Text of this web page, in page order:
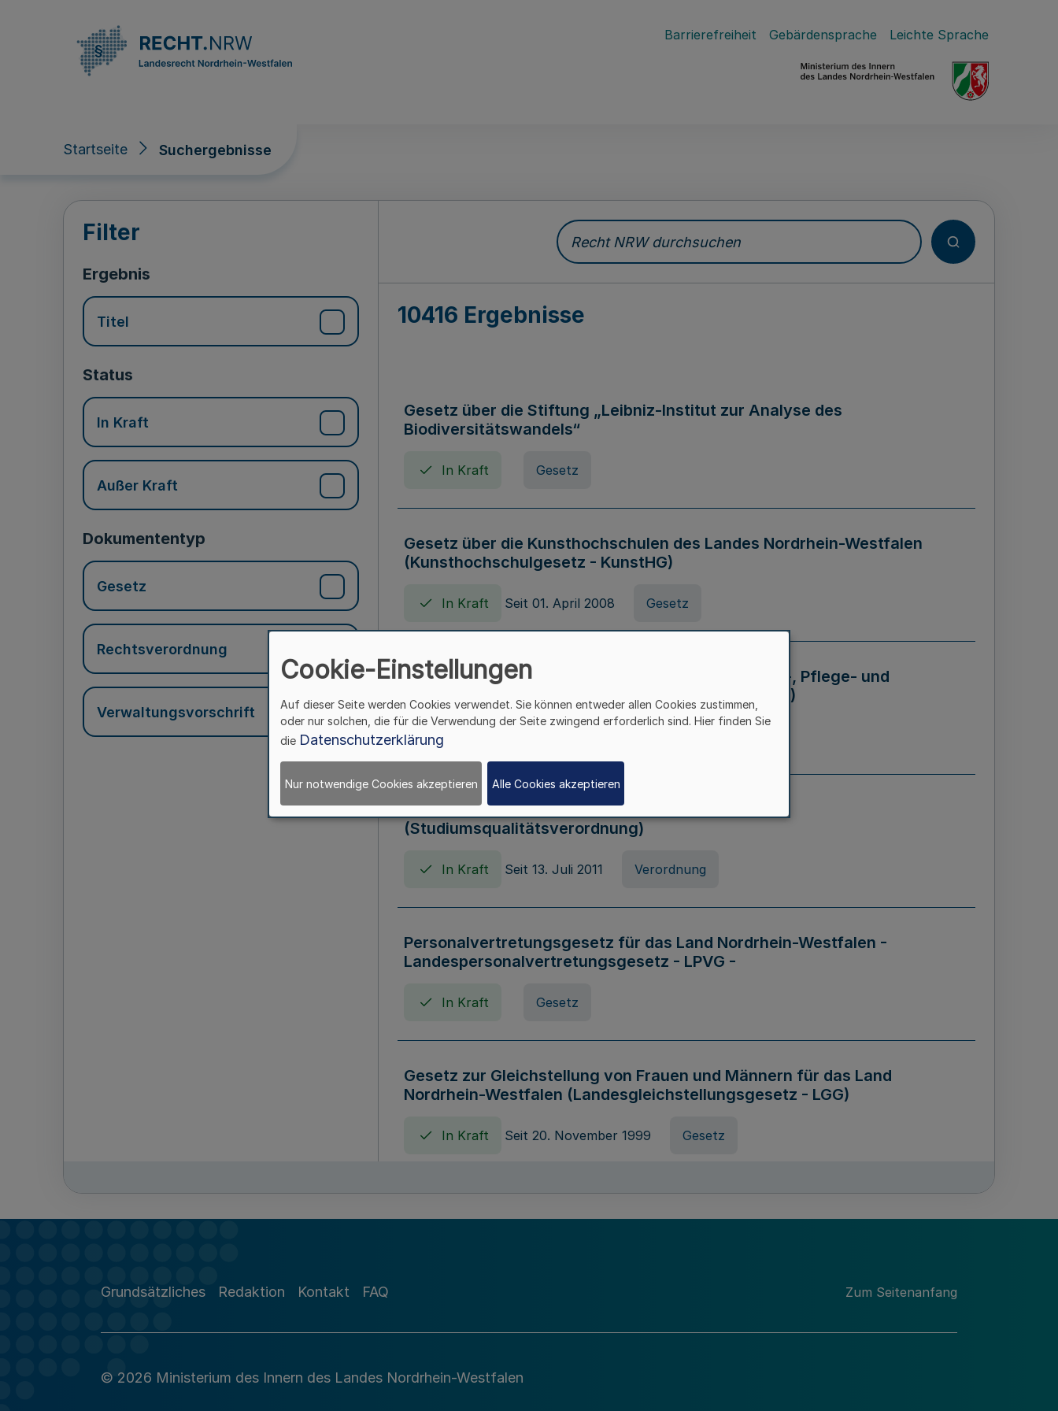
Barrierefreiheit Gebärdensprache Leichte Sprache
Startseite Suchergebnisse
Suchergebnisse
Filter
Ergebnis
Titel
Status
In Kraft
Außer Kraft
Dokumententyp
Gesetz
Rechtsverordnung
Verwaltungsvorschrift
Recht NRW durchsuchen
10416 Ergebnisse
Gesetz über die Stiftung „Leibniz-Institut zur Analyse des
Biodiversitätswandels“
In Kraft Gesetz
Gesetz über die Kunsthochschulen des Landes Nordrhein-Westfalen
(Kunsthochschulgesetz - KunstHG)
In Kraft Seit 01. April 2008 Gesetz
Verordnung über Beihilfen in Geburts-, Krankheits-, Pflege- und
Todesfällen (Beihilfenverordnung NRW - BVO NRW)
In Kraft
Verordnung zum Studiumsqualitätsgesetz
(Studiumsqualitätsverordnung)
In Kraft Seit 13. Juli 2011 Verordnung
Personalvertretungsgesetz für das Land Nordrhein-Westfalen -
Landespersonalvertretungsgesetz - LPVG -
In Kraft Gesetz
Gesetz zur Gleichstellung von Frauen und Männern für das Land
Nordrhein-Westfalen (Landesgleichstellungsgesetz - LGG)
In Kraft Seit 20. November 1999 Gesetz
Grundsätzliches Redaktion Kontakt FAQ Zum Seitenanfang
© 2026 Ministerium des Innern des Landes Nordrhein-Westfalen
Cookie-Einstellungen
Auf dieser Seite werden Cookies verwendet. Sie können entweder allen Cookies zustimmen,
oder nur solchen, die für die Verwendung der Seite zwingend erforderlich sind. Hier finden Sie
die Datenschutzerklärung
Nur notwendige Cookies akzeptieren Alle Cookies akzeptieren